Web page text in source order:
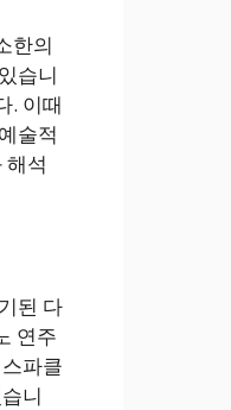
한의
습니
. 이때
술적
해석
된 다
연주
파클
니